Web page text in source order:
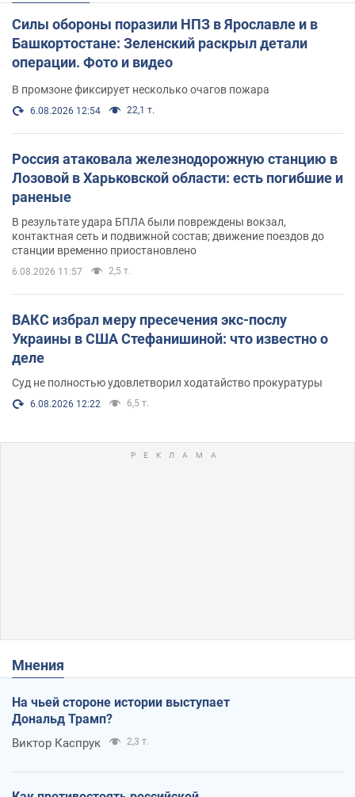
Силы обороны поразили НПЗ в Ярославле и в
Башкортостане: Зеленский раскрыл детали
операции. Фото и видео
В промзоне фиксирует несколько очагов пожара
6.08.2026 12:54 22,1 т.
Россия атаковала железнодорожную станцию в
Лозовой в Харьковской области: есть погибшие и
раненые
В результате удара БПЛА были повреждены вокзал,
контактная сеть и подвижной состав; движение поездов до
станции временно приостановлено
6.08.2026 11:57 2,5 т.
ВАКС избрал меру пресечения экс-послу
Украины в США Стефанишиной: что известно о
деле
Суд не полностью удовлетворил ходатайство прокуратуры
6.08.2026 12:22 6,5 т.
Мнения
На чьей стороне истории выступает
Дональд Трамп?
Виктор Каспрук 2,3 т.